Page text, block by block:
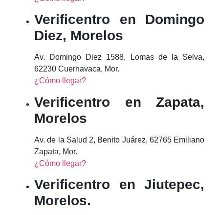
Verificentro en Domingo
Diez, Morelos
Av. Domingo Diez 1588, Lomas de la Selva,
62230 Cuernavaca, Mor.
¿Cómo llegar?
Verificentro en Zapata,
Morelos
Av. de la Salud 2, Benito Juárez, 62765 Emiliano
Zapata, Mor.
¿Cómo llegar?
Verificentro en Jiutepec,
Morelos.